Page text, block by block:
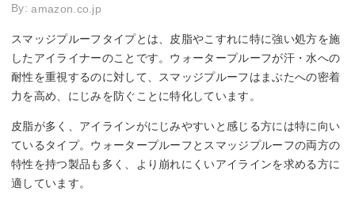
By:amazon.co.jp
スマッジプルーフタイプとは、皮脂やこすれに特に強い処方を施
したアイライナーのことです。ウォータープルーフが汗・水への
耐性を重視するのに対して、スマッジプルーフはまぶたへの密着
力を高め、にじみを防ぐことに特化しています。
皮脂が多く、アイラインがにじみやすいと感じる方には特に向い
ているタイプ。ウォータープルーフとスマッジプルーフの両方の
特性を持つ製品も多く、より崩れにくいアイラインを求める方に
適しています。